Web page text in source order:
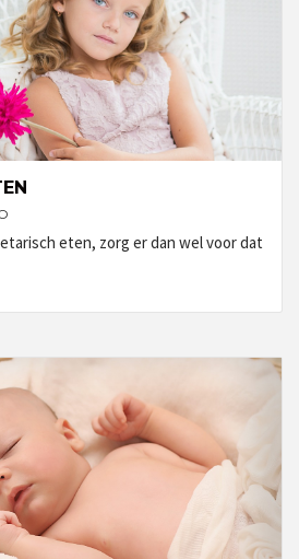
eten, zorg er dan wel voor dat